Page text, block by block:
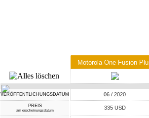
Motorola One Fusion
VERÖFFENTLICHUNGSDATUM 06 / 2020
PREIS
am erscheinungsdatum 335 USD